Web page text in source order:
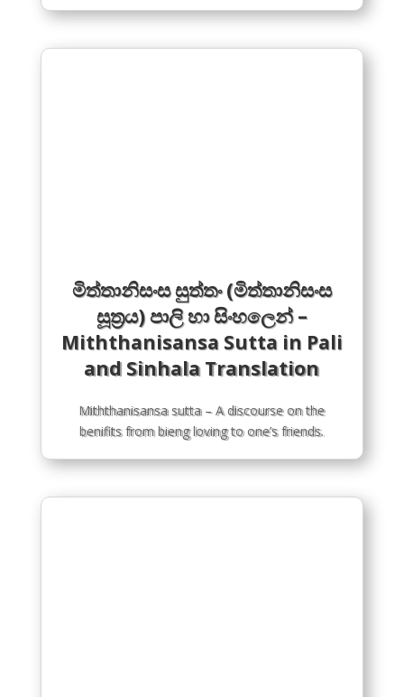
මිත්තානිසංස සුත්තං (මිත්තානිසංස
සූත්‍රය) පාලි හා සිංහලෙන් –
Miththanisansa Sutta in Pali
and Sinhala Translation
Miththanisansa sutta – A discourse on the
benifits from bieng loving to one’s friends.